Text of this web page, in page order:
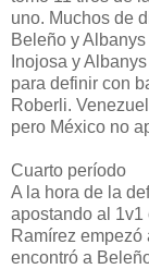
uno. Muchos de
Beleño y
Inojosa y
para definir con
Roberli.
pero México no
Cuarto período
A la hora de la
apostando al
Ramírez empezó
encontró a